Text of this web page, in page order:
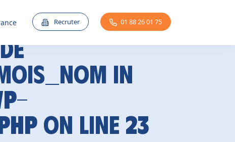
Recruter 01 88 26 01 75
in
on line 23